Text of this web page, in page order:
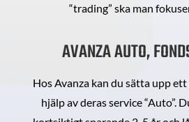
“trading” ska man
AVANZA AUTO,
Hos Avanza kan du sätta upp
hjälp av deras service “Auto”.